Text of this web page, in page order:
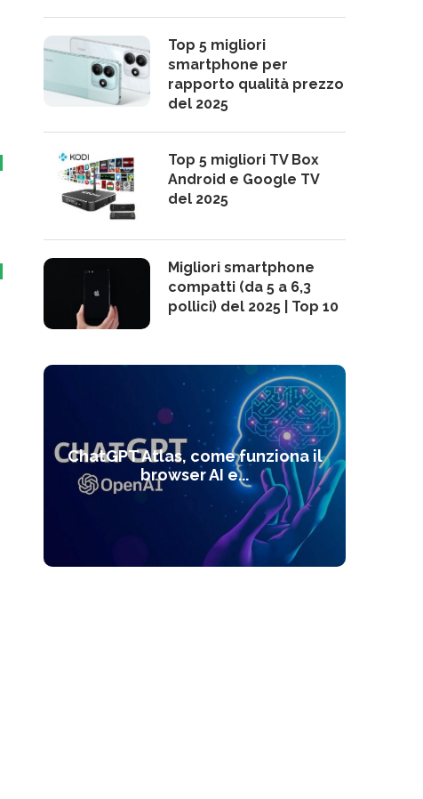
Top 5 migliori
smartphone per
rapporto qualità prezzo
del 2025
Top 5 migliori TV Box
Android e Google TV
del 2025
Migliori smartphone
compatti (da 5 a 6,3
pollici) del 2025 | Top 10
ChatGPT Atlas, come funziona il
browser AI e...